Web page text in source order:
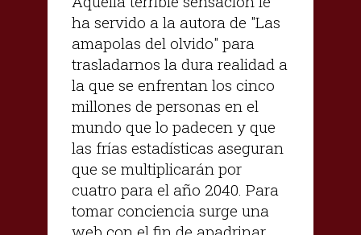
ha servido a la autora de "Las
amapolas del olvido" para
trasladarnos la dura realidad a
la que se enfrentan los cinco
millones de personas en el
mundo que lo padecen y que
las frías estadísticas aseguran
que se multiplicarán por
cuatro para el año 2040. Para
tomar conciencia surge una